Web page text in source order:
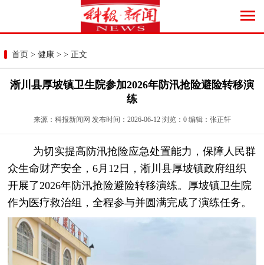
首页 > 健康 > > 正文
淅川县厚坡镇卫生院参加2026年防汛抢险避险转移演
练
来源：科报新闻网 发布时间：2026-06-12 浏览： 0编辑：张正轩
为切实提高防汛抢险应急处置能力，保障人民群
众生命财产安全，6月12日，淅川县厚坡镇政府组织
开展了2026年防汛抢险避险转移演练。厚坡镇卫生院
作为医疗救治组，全程参与并圆满完成了演练任务。